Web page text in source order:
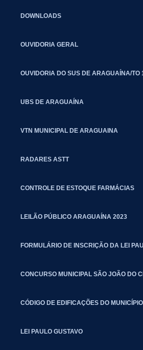
DOWNLOADS
OUVIDORIA GERAL
OUVIDORIA DO SUS DE ARAGUAÍNA/TO
UBS DE ARAGUAÍNA
VTN MUNICIPAL DE ARAGUAINA
RADARES ASTT
CONTROLE DE ESTOQUE FARMÁCIAS
LEILÃO PÚBLICO ARAGUAÍNA 2023
FORMULÁRIO DE INSCRIÇÃO DA LEI
CONCURSO MUNICIPAL SÃO JOÃO DO
CÓDIGO DE EDIFICAÇÕES DO MUNICÍPIO
LEI PAULO GUSTAVO